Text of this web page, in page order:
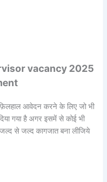
vacancy 2025
आवेदन करने के लिए जो भी
गया है अगर इसमें से कोई भी
से जल्द कागजात बना लीजिये